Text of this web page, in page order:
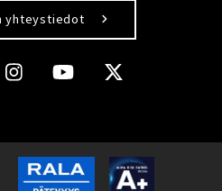
yhteystiedot